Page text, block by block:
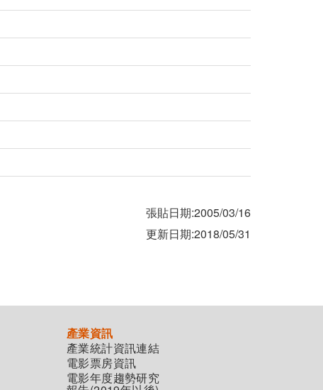
張貼日期:2005/03/16
更新日期:2018/05/31
產業資訊
產業統計資訊連結
電影票房資訊
電影年度趨勢研究